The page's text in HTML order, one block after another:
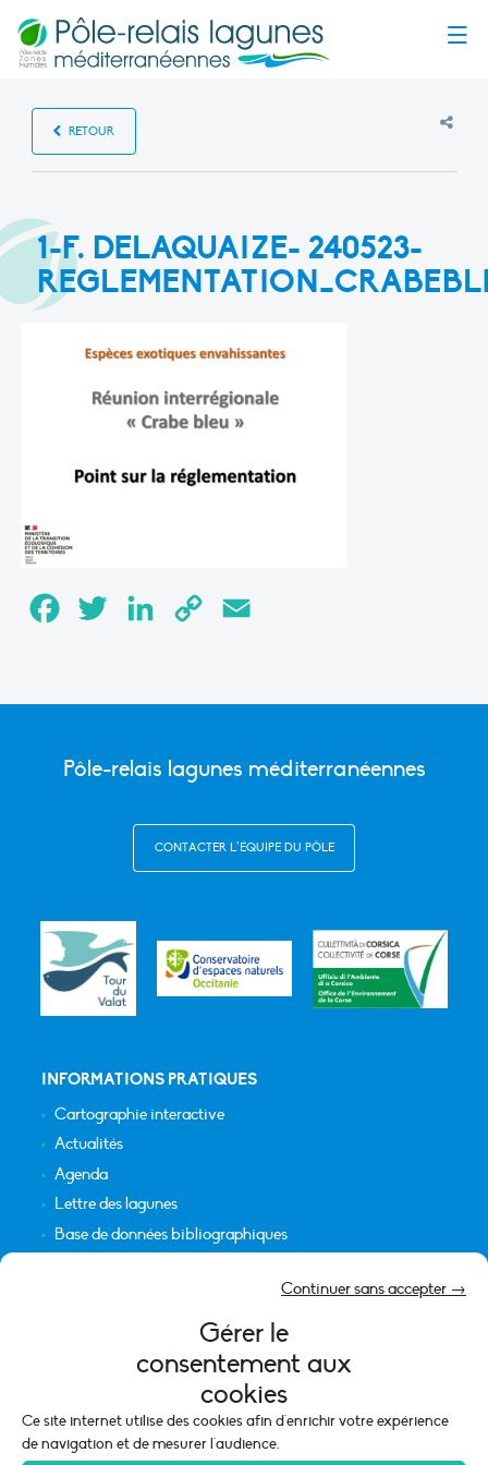
Gérer le
consentement aux
cookies
Ce site internet utilise des cookies afin d'enrichir votre expérience
de navigation et de mesurer l'audience.
Continuer sans accepter →
RETOUR
1-F. DELAQUAIZE- 240523-
FacebookTwitter LinkedInCopy
Pôle-relais lagunes méditerranéennes
CONTACTER L’ÉQUIPE DU PÔLE
INFORMATIONS PRATIQUES
Cartographie interactive
Actualités
Agenda
Lettre des lagunes
Base de données bibliographiques
Mentions légales
Politique de cookies (UE)